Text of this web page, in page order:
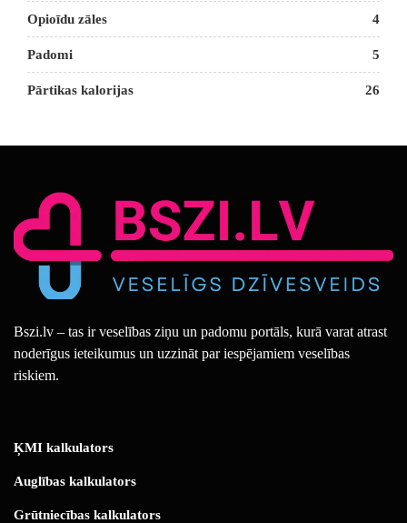
Opioīdu zāles 4
Padomi 5
Pārtikas kalorijas 26
Bszi.lv – tas ir veselības ziņu un padomu portāls, kurā varat atrast
noderīgus ieteikumus un uzzināt par iespējamiem veselības
riskiem.
ĶMI kalkulators
Auglības kalkulators
Grūtniecības kalkulators